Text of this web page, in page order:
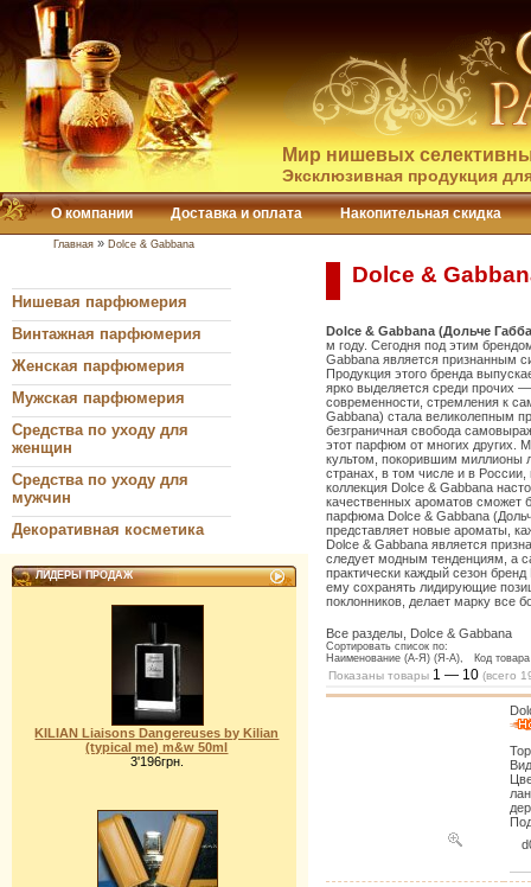
Мир нишевых
Эксклюзивная продукция
О компании Доставка и оплата Накопительная скидка
Главная » Dolce & Gabbana
Нишевая парфюмерия
Винтажная парфюмерия
Женская парфюмерия
Мужская парфюмерия
Средства по уходу для
женщин
Средства по уходу для
мужчин
Декоративная косметика
ЛИДЕРЫ ПРОДАЖ
KILIAN Liaisons Dangereuses by Kilian
(typical me) m&w 50ml
3'196грн.
Dolce &
Dolce & Gabbana (Дольче
м году. Сегодня под этим
Gabbana является признанным
Продукция этого бренда
ярко выделяется среди прочих
современности, стремления к
Gabbana) стала великолепным
безграничная свобода
этот парфюм от многих других.
культом, покорившим миллионы
странах, в том числе и в
коллекция Dolce & Gabbana
качественных ароматов сможет
парфюма Dolce & Gabbana
представляет новые ароматы,
Dolce & Gabbana является
следует модным тенденциям, а
практически каждый сезон
ему сохранять лидирующие
поклонников, делает марку все
Все разделы, Dolce & Gabbana
Сортировать список по:
Наименование (А-Я) (Я-А), Код
Показаны товары 1 — 10 (всего